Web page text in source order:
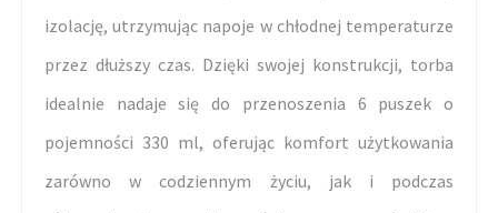
izolację, utrzymując napoje w chłodnej temperaturze
przez dłuższy czas. Dzięki swojej konstrukcji, torba
idealnie nadaje się do przenoszenia 6 puszek o
pojemności 330 ml, oferując komfort użytkowania
zarówno w codziennym życiu, jak i podczas